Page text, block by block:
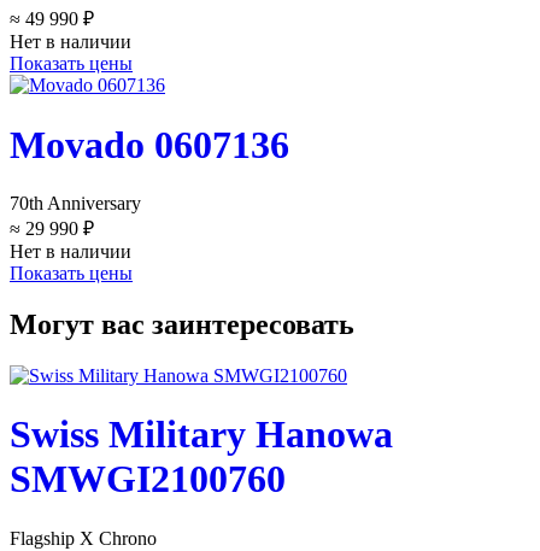
≈ 49 990 ₽
Нет в наличии
Показать цены
Movado 0607136
70th Anniversary
≈ 29 990 ₽
Нет в наличии
Показать цены
Могут вас заинтересовать
Swiss Military Hanowa
SMWGI2100760
Flagship X Chrono